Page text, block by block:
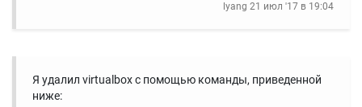
lyang 21 июл '17 в 19:04
Я удалил virtualbox с помощью команды, приведенной
ниже: